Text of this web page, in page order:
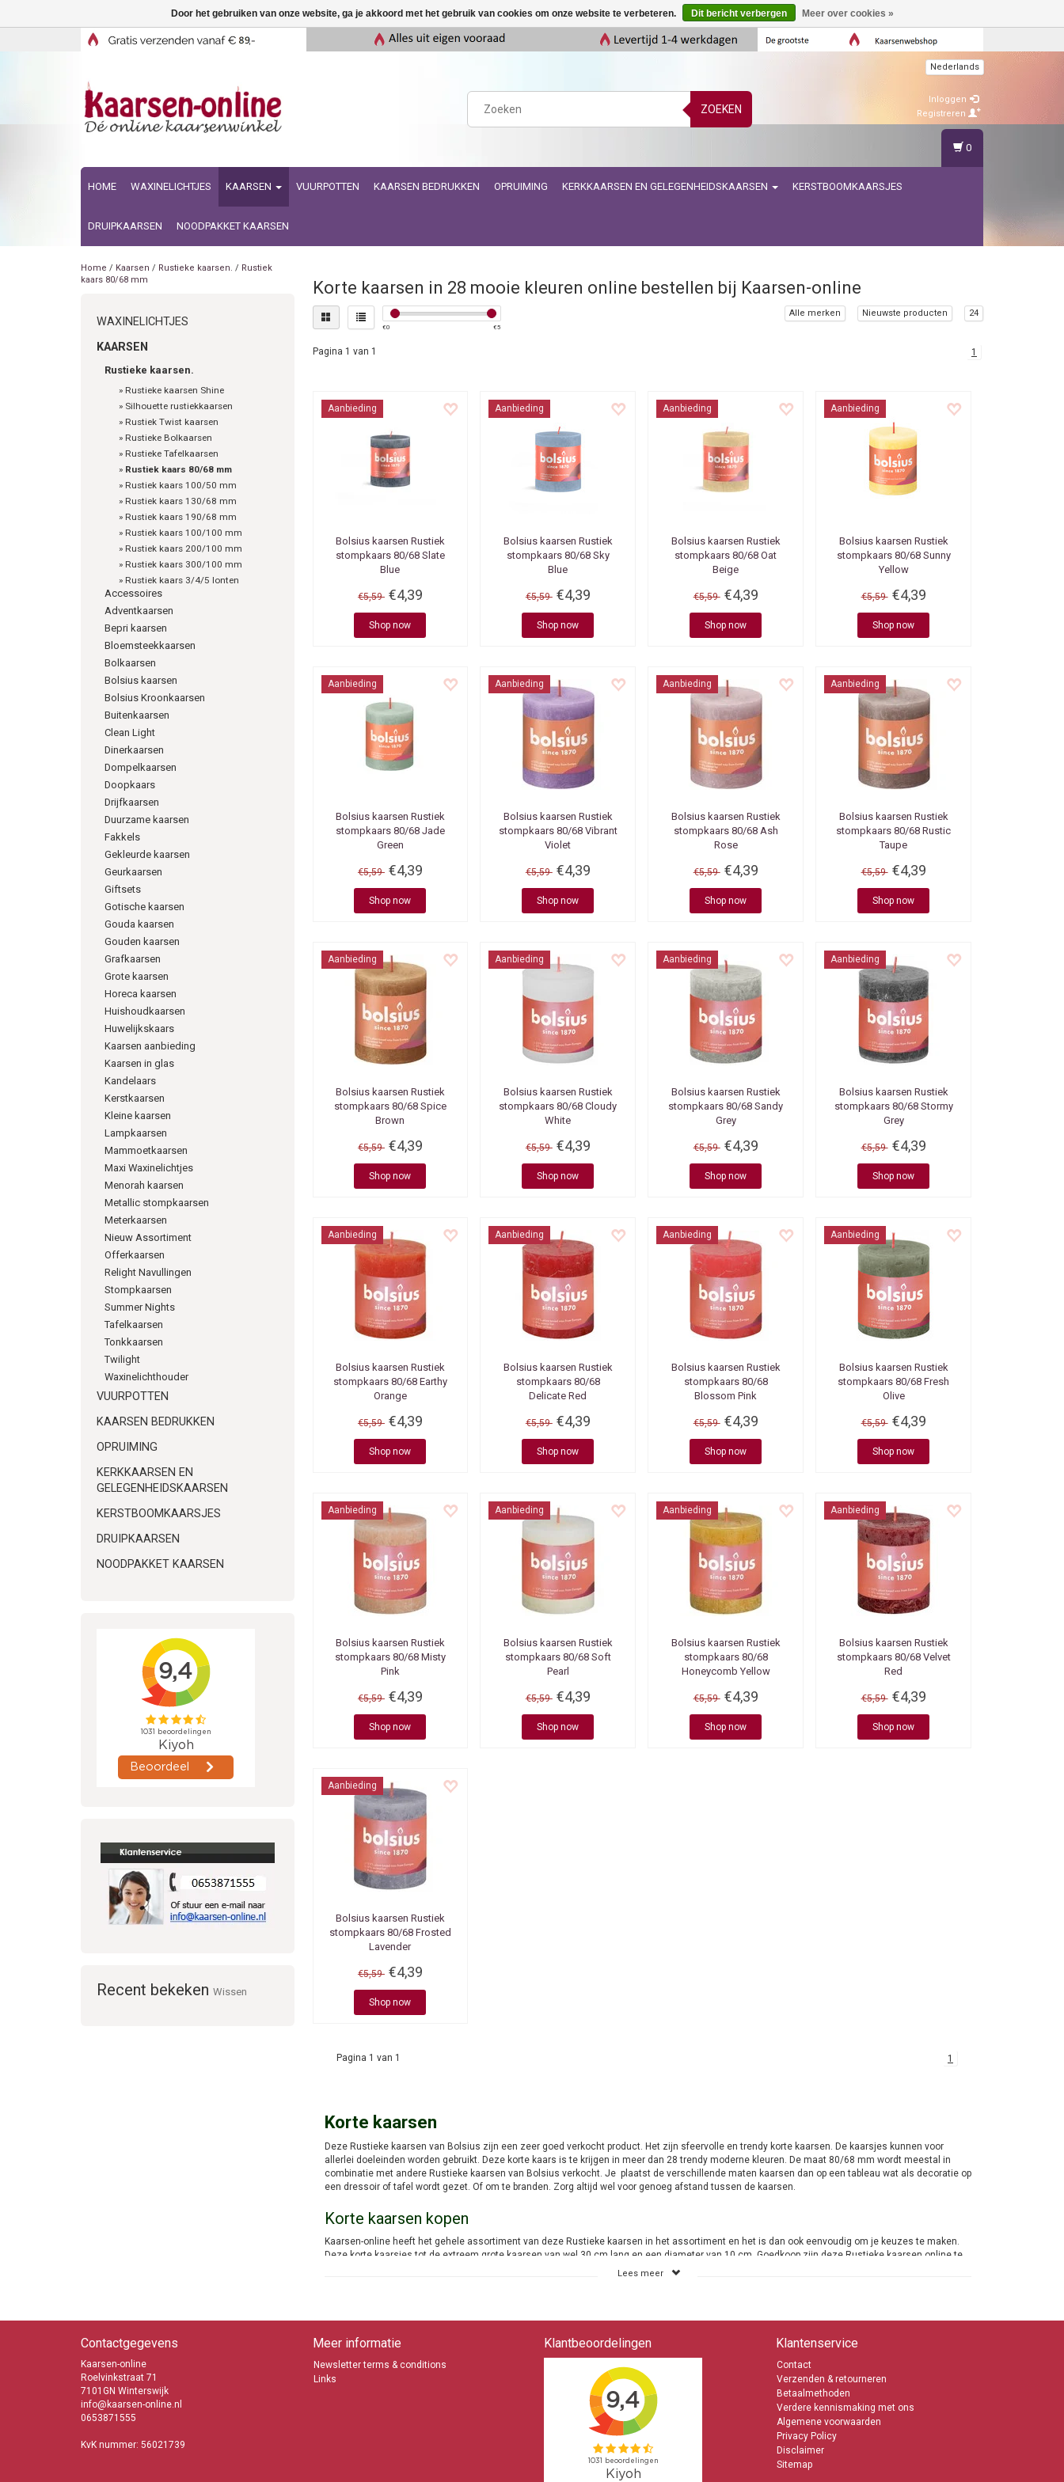
ZOEKEN
Nederlands
Inloggen
Registreren
HOME WAXINELICHTJES KAARSEN VUURPOTTEN KAARSEN BEDRUKKEN OPRUIMING KERKKAARSEN EN GELEGENHEIDSKAARSEN KERSTBOOMKAARSJES
DRUIPKAARSEN NOODPAKKET KAARSEN
0
Home / Kaarsen / Rustieke kaarsen. / Rustiek
kaars 80/68 mm
WAXINELICHTJES
KAARSEN
Rustieke kaarsen.
» Rustieke kaarsen Shine
» Silhouette rustiekkaarsen
» Rustiek Twist kaarsen
» Rustieke Bolkaarsen
» Rustieke Tafelkaarsen
» Rustiek kaars 80/68 mm
» Rustiek kaars 100/50 mm
» Rustiek kaars 130/68 mm
» Rustiek kaars 190/68 mm
» Rustiek kaars 100/100 mm
» Rustiek kaars 200/100 mm
» Rustiek kaars 300/100 mm
» Rustiek kaars 3/4/5 lonten
Accessoires
Adventkaarsen
Bepri kaarsen
Bloemsteekkaarsen
Bolkaarsen
Bolsius kaarsen
Bolsius Kroonkaarsen
Buitenkaarsen
Clean Light
Dinerkaarsen
Dompelkaarsen
Doopkaars
Drijfkaarsen
Duurzame kaarsen
Fakkels
Gekleurde kaarsen
Geurkaarsen
Giftsets
Gotische kaarsen
Gouda kaarsen
Gouden kaarsen
Grafkaarsen
Grote kaarsen
Horeca kaarsen
Huishoudkaarsen
Huwelijkskaars
Kaarsen aanbieding
Kaarsen in glas
Kandelaars
Kerstkaarsen
Kleine kaarsen
Lampkaarsen
Mammoetkaarsen
Maxi Waxinelichtjes
Menorah kaarsen
Metallic stompkaarsen
Meterkaarsen
Nieuw Assortiment
Offerkaarsen
Relight Navullingen
Stompkaarsen
Summer Nights
Tafelkaarsen
Tonkkaarsen
Twilight
Waxinelichthouder
VUURPOTTEN
KAARSEN BEDRUKKEN
OPRUIMING
KERKKAARSEN EN
GELEGENHEIDSKAARSEN
KERSTBOOMKAARSJES
DRUIPKAARSEN
NOODPAKKET KAARSEN
Recent bekeken Wissen
Korte kaarsen in 28 mooie kleuren online bestellen bij Kaarsen-online
€0 €5
Alle merken Nieuwste producten 24
Pagina 1 van 1 1
Aanbieding
Bolsius kaarsen Rustiek
stompkaars 80/68 Slate
Blue
€5,59 €4,39
Shop now
Aanbieding
Bolsius kaarsen Rustiek
stompkaars 80/68 Sky
Blue
€5,59 €4,39
Shop now
Aanbieding
Bolsius kaarsen Rustiek
stompkaars 80/68 Oat
Beige
€5,59 €4,39
Shop now
Aanbieding
Bolsius kaarsen Rustiek
stompkaars 80/68 Sunny
Yellow
€5,59 €4,39
Shop now
Aanbieding
Bolsius kaarsen Rustiek
stompkaars 80/68 Jade
Green
€5,59 €4,39
Shop now
Aanbieding
Bolsius kaarsen Rustiek
stompkaars 80/68 Vibrant
Violet
€5,59 €4,39
Shop now
Aanbieding
Bolsius kaarsen Rustiek
stompkaars 80/68 Ash
Rose
€5,59 €4,39
Shop now
Aanbieding
Bolsius kaarsen Rustiek
stompkaars 80/68 Rustic
Taupe
€5,59 €4,39
Shop now
Aanbieding
Bolsius kaarsen Rustiek
stompkaars 80/68 Spice
Brown
€5,59 €4,39
Shop now
Aanbieding
Bolsius kaarsen Rustiek
stompkaars 80/68 Cloudy
White
€5,59 €4,39
Shop now
Aanbieding
Bolsius kaarsen Rustiek
stompkaars 80/68 Sandy
Grey
€5,59 €4,39
Shop now
Aanbieding
Bolsius kaarsen Rustiek
stompkaars 80/68 Stormy
Grey
€5,59 €4,39
Shop now
Aanbieding
Bolsius kaarsen Rustiek
stompkaars 80/68 Earthy
Orange
€5,59 €4,39
Shop now
Aanbieding
Bolsius kaarsen Rustiek
stompkaars 80/68
Delicate Red
€5,59 €4,39
Shop now
Aanbieding
Bolsius kaarsen Rustiek
stompkaars 80/68
Blossom Pink
€5,59 €4,39
Shop now
Aanbieding
Bolsius kaarsen Rustiek
stompkaars 80/68 Fresh
Olive
€5,59 €4,39
Shop now
Aanbieding
Bolsius kaarsen Rustiek
stompkaars 80/68 Misty
Pink
€5,59 €4,39
Shop now
Aanbieding
Bolsius kaarsen Rustiek
stompkaars 80/68 Soft
Pearl
€5,59 €4,39
Shop now
Aanbieding
Bolsius kaarsen Rustiek
stompkaars 80/68
Honeycomb Yellow
€5,59 €4,39
Shop now
Aanbieding
Bolsius kaarsen Rustiek
stompkaars 80/68 Velvet
Red
€5,59 €4,39
Shop now
Aanbieding
Bolsius kaarsen Rustiek
stompkaars 80/68 Frosted
Lavender
€5,59 €4,39
Shop now
Pagina 1 van 1 1
Korte kaarsen
Deze Rustieke kaarsen van Bolsius zijn een zeer goed verkocht product. Het zijn sfeervolle en trendy korte kaarsen. De kaarsjes kunnen voor
allerlei doeleinden worden gebruikt. Deze korte kaars is te krijgen in meer dan 28 trendy moderne kleuren. De maat 80/68 mm wordt meestal in
combinatie met andere Rustieke kaarsen van Bolsius verkocht. Je plaatst de verschillende maten kaarsen dan op een tableau wat als decoratie op
een dressoir of tafel wordt gezet. Of om te branden. Zorg altijd wel voor genoeg afstand tussen de kaarsen.
Korte kaarsen kopen
Kaarsen-online heeft het gehele assortiment van deze Rustieke kaarsen in het assortiment en het is dan ook eenvoudig om je keuzes te maken.
Deze korte kaarsjes tot de extreem grote kaarsen van wel 30 cm lang en een diameter van 10 cm. Goedkoop zijn deze Rustieke kaarsen online te
bestellen. De kaarsen zijn zeer populair in zowel Nederland als Belgie. Verzenden naar Belgie is steeds eenvoudiger. Over het algemeen net zo
Meer dan 28 kleuren
Geen zwarte roet en walmen
Lees meer
Contactgegevens
Kaarsen-online
Roelvinkstraat 71
7101GN Winterswijk
info@kaarsen-online.nl
0653871555
KvK nummer: 56021739
Meer informatie
Newsletter terms & conditions
Links
Klantbeoordelingen Klantenservice
Contact
Verzenden & retourneren
Betaalmethoden
Verdere kennismaking met ons
Algemene voorwaarden
Privacy Policy
Disclaimer
Sitemap
Door het gebruiken van onze website, ga je akkoord met het gebruik van cookies om onze website te verbeteren. Dit bericht verbergen Meer over cookies »